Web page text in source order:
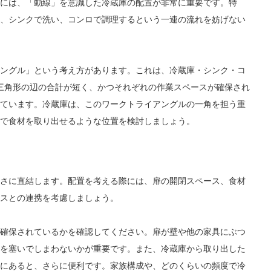
は、「動線」を意識した冷蔵庫の配置が非常に重要です。特
シンクで洗い、コンロで調理するという一連の流れを妨げない
グル」という考え方があります。これは、冷蔵庫・シンク・コ
形の辺の合計が短く、かつそれぞれの作業スペースが確保され
います。冷蔵庫は、このワークトライアングルの一角を担う重
食材を取り出せるような位置を検討しましょう。
に直結します。配置を考える際には、扉の開閉スペース、食材
との連携を考慮しましょう。
保されているかを確認してください。扉が壁や他の家具にぶつ
塞いでしまわないかが重要です。また、冷蔵庫から取り出した
あると、さらに便利です。家族構成や、どのくらいの頻度で冷